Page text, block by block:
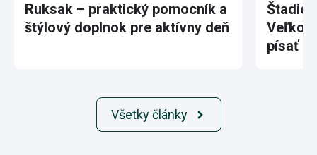
Ruksak – praktický pomocník a
štýlový doplnok pre aktívny deň
písať
Všetky články